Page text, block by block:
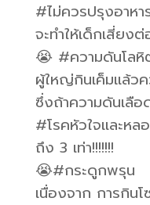
#ไม่ควรปรุงอาหา
จะทำให้เด็กเสี่ยงต่
😭 #ความดันโล
ผู้ใหญ่กินเค็มแล้ว
ซึ่งถ้าความดันเลื
#โรคหัวใจและห
ถึง 3 เท่า!!!!!!!
😭#กระดูกพรุน
เนื่องจาก การกินโ